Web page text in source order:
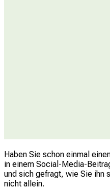
Haben Sie schon einmal
in einem Social-Media-
und sich gefragt, wie Sie ihn
nicht allein.